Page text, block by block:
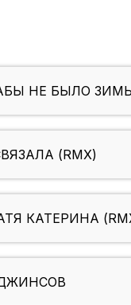
НЕ БЫЛО
(RMX)
КАТЕРИНА